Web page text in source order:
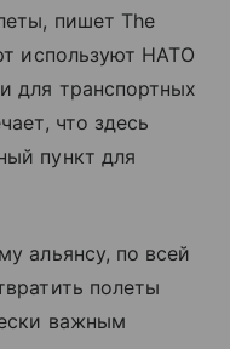
пишет The
используют НАТО
для транспортных
что здесь
пункт для
альянсу, по всей
полеты
важным